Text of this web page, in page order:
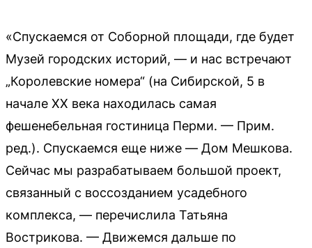
«Спускаемся от Соборной площади, где будет
Музей городских историй, — и нас встречают
„Королевские номера“ (на Сибирской, 5 в
начале XX века находилась самая
фешенебельная гостиница Перми. — Прим.
ред.). Спускаемся еще ниже — Дом Мешкова.
Сейчас мы разрабатываем большой проект,
связанный с воссозданием усадебного
комплекса, — перечислила Татьяна
Вострикова. — Движемся дальше по